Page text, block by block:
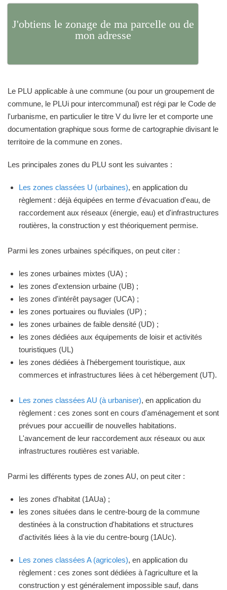
J'obtiens le zonage de ma parcelle ou de
mon adresse
Le PLU applicable à une commune (ou pour un groupement de
commune, le PLUi pour intercommunal) est régi par le Code de
l'urbanisme, en particulier le titre V du livre Ier et comporte une
documentation graphique sous forme de cartographie divisant le
territoire de la commune en zones.
Les principales zones du PLU sont les suivantes :
Les zones classées U (urbaines), en application du
règlement : déjà équipées en terme d'évacuation d'eau, de
raccordement aux réseaux (énergie, eau) et d'infrastructures
routières, la construction y est théoriquement permise.
Parmi les zones urbaines spécifiques, on peut citer :
les zones urbaines mixtes (UA) ;
les zones d'extension urbaine (UB) ;
les zones d'intérêt paysager (UCA) ;
les zones portuaires ou fluviales (UP) ;
les zones urbaines de faible densité (UD) ;
les zones dédiées aux équipements de loisir et activités
touristiques (UL)
les zones dédiées à l'hébergement touristique, aux
commerces et infrastructures liées à cet hébergement (UT).
Les zones classées AU (à urbaniser), en application du
règlement : ces zones sont en cours d'aménagement et sont
prévues pour accueillir de nouvelles habitations.
L'avancement de leur raccordement aux réseaux ou aux
infrastructures routières est variable.
Parmi les différents types de zones AU, on peut citer :
les zones d'habitat (1AUa) ;
les zones situées dans le centre-bourg de la commune
destinées à la construction d'habitations et structures
d'activités liées à la vie du centre-bourg (1AUc).
Les zones classées A (agricoles), en application du
règlement : ces zones sont dédiées à l'agriculture et la
construction y est généralement impossible sauf, dans